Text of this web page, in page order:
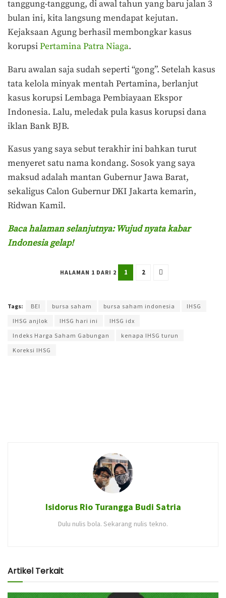
tanggung-tanggung, di awal tahun yang baru jalan 3
bulan ini, kita langsung mendapat kejutan.
Kejaksaan Agung berhasil membongkar kasus
korupsiPertamina Patra Niaga.
Baru awalan saja sudah seperti “gong”. Setelah kasus
tata kelola minyak mentah Pertamina, berlanjut
kasus korupsi Lembaga Pembiayaan Ekspor
Indonesia. Lalu, meledak pula kasus korupsi dana
iklan Bank BJB.
Kasus yang saya sebut terakhir ini bahkan turut
menyeret satu nama kondang. Sosok yang saya
maksud adalah mantan Gubernur Jawa Barat,
sekaligus Calon Gubernur DKI Jakarta kemarin,
Ridwan Kamil.
Baca halaman selanjutnya: Wujud nyata kabar
Indonesia gelap!
HALAMAN 1 DARI 2 1 2
Tags: BEI bursa saham bursa saham indonesia
IHSG
IHSG anjlok
IHSG hari ini
IHSG idx
Indeks Harga Saham Gabungan
kenapa IHSG turun
Koreksi IHSG
Isidorus Rio Turangga Budi Satria
Dulu nulis bola. Sekarang nulis tekno.
Artikel Terkait